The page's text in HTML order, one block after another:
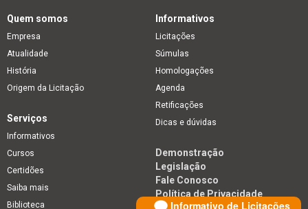
Informativo de Licitações
Quem somos
Empresa
Atualidade
História
Origem da Licitação
Informativos
Licitações
Súmulas
Homologações
Agenda
Retificações
Dicas e dúvidas
Serviços
Informativos
Cursos
Certidões
Saiba mais
Biblioteca
Demonstração
Legislação
Fale Conosco
Política de Privacidade